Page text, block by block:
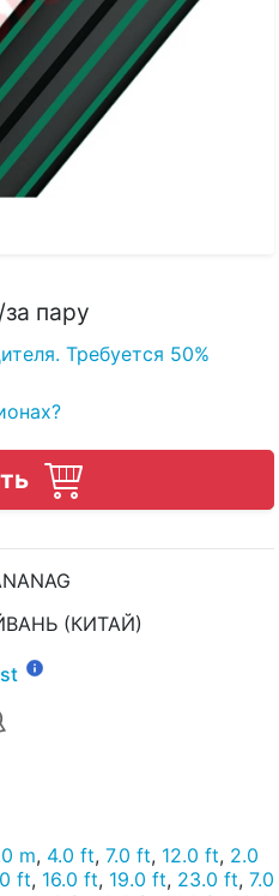
/за пару
Требуется 50%
(КИТАЙ)
m, 4.0 ft, 7.0 ft, 12.0 ft, 2.0
ft, 16.0 ft, 19.0 ft, 23.0 ft, 7.0